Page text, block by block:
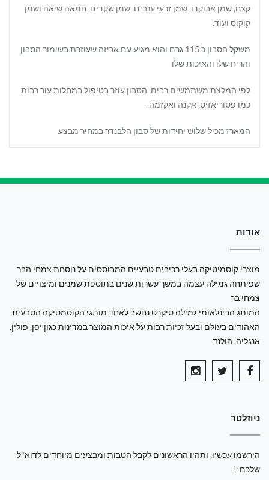
קצח, שמן אבוקדו, שמן זרעי ענבים, שמן שקדים, חמאה שיאה ושמן
קוקוס ועוד.
משקל הסבון כ 115 גרם והוא מגיע עם אריזה שעוזרת בשימור הסבון
והריח שלו והאיכות שלו
לפי המלצת משתמשים רבים, הסבון עוזר בטיפול במחלות עור רבות
כמו פסוריאזיס, אקנה ואקזמה.
המארז מכיל שלוש יחידות של סבון הלבנדר במחיר מבצע
אודות
מוצרי קוסמיטיקה בעלי רכיבים טבעיים המבוססים על נוסחת צמחי הבר
שפיתחה גמילה עצמה במשך עשרות שנים בתוספת שמנים ומיצויים של
צמחי בר
המותג הבינלאומי גמילה סיקרט נחשב לאחד מותגי הקוסמטיקה הטבעית
האהודים בעולם ובעל זכיות רבות על איכות המוצר במדינות כגון יפן, פולין,
אנגליה, הולנד
ניוזלטר
הירשמו עכשיו, ותהיו הראשונים לקבל הטבות ומבצעים מיוחדים לדוא"ל
שלכם!!